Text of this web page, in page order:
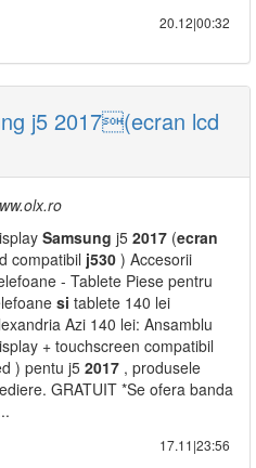
20.12|00:32
j5 2017(ecran lcd
Samsung j5 2017 (ecran
compatibil j530 ) Accesorii
- Tablete Piese pentru
si tablete 140 lei
Azi 140 lei: Ansamblu
+ touchscreen compatibil
) pentu j5 2017 , produsele
GRATUIT *Se ofera banda
17.11|23:56